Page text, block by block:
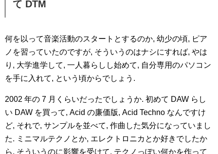
て DTM
何を以って音楽活動のスタートとするのか, 幼少の頃, ピア
ノを習っていたのですが, そういうのはナシにすれば, やは
り, 大学進学して, 一人暮らしし始めて, 自分専用のパソコン
を手に入れて, という頃からでしょう.
2002 年の 7 月くらいだったでしょうか. 初めて DAW らし
い DAW を買って, Acid の廉価版, Acid Techno なんですけ
ど, それで, サンプルを並べて, 作曲した気分になっていまし
た. ミニマルテクノとか, エレクトロニカとか好きでしたか
ら, そういうのに影響を受けて, テクノっぽい何かを作って